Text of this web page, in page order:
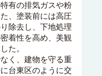
有の排気ガスや粉
、塗装前には高圧
除去し、下地処理
着性を高め、美観
た。
く、建物を守る重
台東区のように交